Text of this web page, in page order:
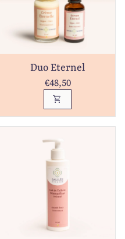
Duo Eternel
Prix normal
€48,50
shopping_cart